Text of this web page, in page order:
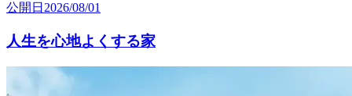
公開日 2026/08/01
人生を心地よくする家